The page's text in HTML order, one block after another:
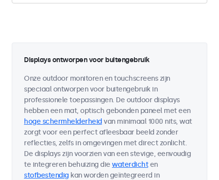
Displays ontworpen voor buitengebruik
Onze outdoor monitoren en touchscreens zijn
speciaal ontworpen voor buitengebruik in
professionele toepassingen. De outdoor displays
hebben een mat, optisch gebonden paneel met een
hoge schermhelderheid van minimaal 1000 nits, wat
zorgt voor een perfect afleesbaar beeld zonder
reflecties, zelfs in omgevingen met direct zonlicht.
De displays zijn voorzien van een stevige, eenvoudig
te integreren behuizing die waterdichten
stofbestendig kan worden geïntegreerd in